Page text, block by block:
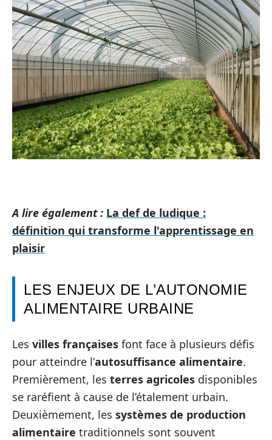
A lire également : La def de ludique :
définition qui transforme l'apprentissage en
plaisir
LES ENJEUX DE L’AUTONOMIE
ALIMENTAIRE URBAINE
Les villes françaises font face à plusieurs défis
pour atteindre l’autosuffisance alimentaire.
Premièrement, les terres agricoles disponibles
se raréfient à cause de l’étalement urbain.
Deuxièmement, les systèmes de production
alimentaire traditionnels sont souvent